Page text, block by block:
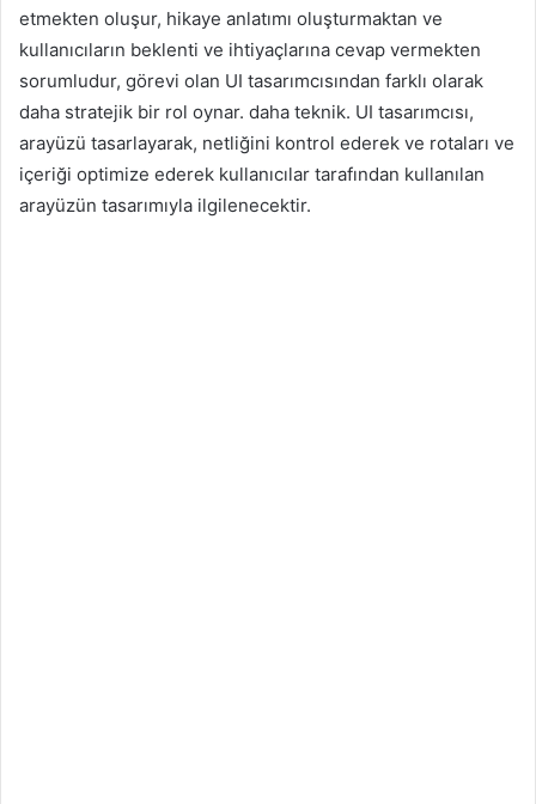
etmekten oluşur, hikaye anlatımı oluşturmaktan ve
kullanıcıların beklenti ve ihtiyaçlarına cevap vermekten
sorumludur, görevi olan UI tasarımcısından farklı olarak
daha stratejik bir rol oynar. daha teknik. UI tasarımcısı,
arayüzü tasarlayarak, netliğini kontrol ederek ve rotaları ve
içeriği optimize ederek kullanıcılar tarafından kullanılan
arayüzün tasarımıyla ilgilenecektir.